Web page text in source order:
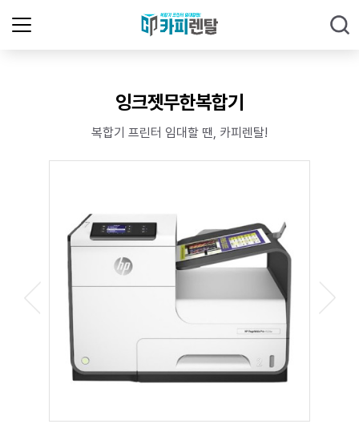
잉크젯무한복합기
복합기 프린터 임대할 땐, 카피렌탈!